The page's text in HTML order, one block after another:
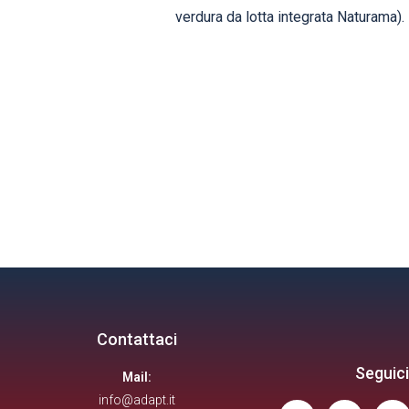
verdura da lotta integrata Naturama).
Contattaci
Mail:
info@adapt.it